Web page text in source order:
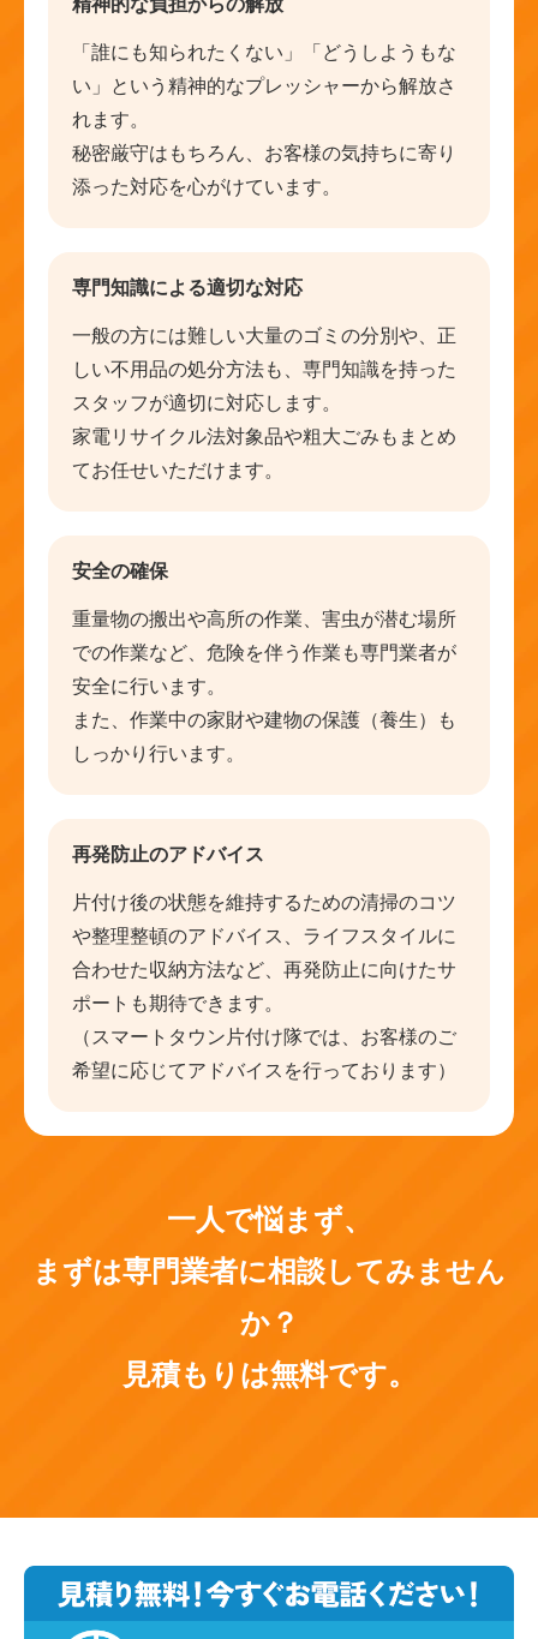
精神的な負担からの解放
「誰にも知られたくない」「どうしようもな
い」という精神的なプレッシャーから解放さ
れます。
秘密厳守はもちろん、お客様の気持ちに寄り
添った対応を心がけています。
専門知識による適切な対応
一般の方には難しい大量のゴミの分別や、正
しい不用品の処分方法も、専門知識を持った
スタッフが適切に対応します。
家電リサイクル法対象品や粗大ごみもまとめ
てお任せいただけます。
安全の確保
重量物の搬出や高所の作業、害虫が潜む場所
での作業など、危険を伴う作業も専門業者が
安全に行います。
また、作業中の家財や建物の保護（養生）も
しっかり行います。
再発防止のアドバイス
片付け後の状態を維持するための清掃のコツ
や整理整頓のアドバイス、ライフスタイルに
合わせた収納方法など、再発防止に向けたサ
ポートも期待できます。
（スマートタウン片付け隊では、お客様のご
希望に応じてアドバイスを行っております）
一人で悩まず、
まずは専門業者に相談してみません
か？
見積もりは無料です。